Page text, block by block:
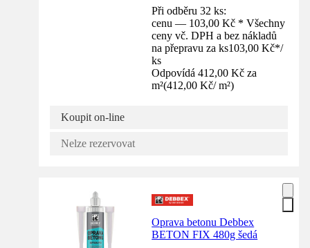
Při odběru 32 ks:
cenu — 103,00 Kč * Všechny
ceny vč. DPH a bez nákladů
na přepravu za ks103,00 Kč*/
ks
Odpovídá 412,00 Kč za
m²(412,00 Kč/ m²)
Koupit on-line
Nelze rezervovat
Oprava betonu Debbex
BETON FIX 480g šedá